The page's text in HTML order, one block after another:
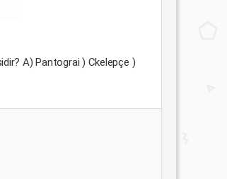
A) Pantograi ) Ckelepçe )